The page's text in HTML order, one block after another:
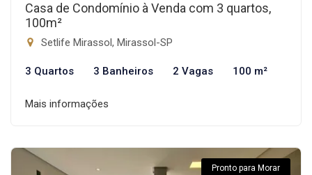
Casa de Condomínio à Venda com 3 quartos,
100m²
Setlife Mirassol, Mirassol-SP
3 Quartos 3 Banheiros 2 Vagas 100 m²
Mais informações
Pronto para Morar